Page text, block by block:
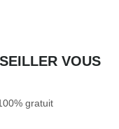
VOUS
gratuit